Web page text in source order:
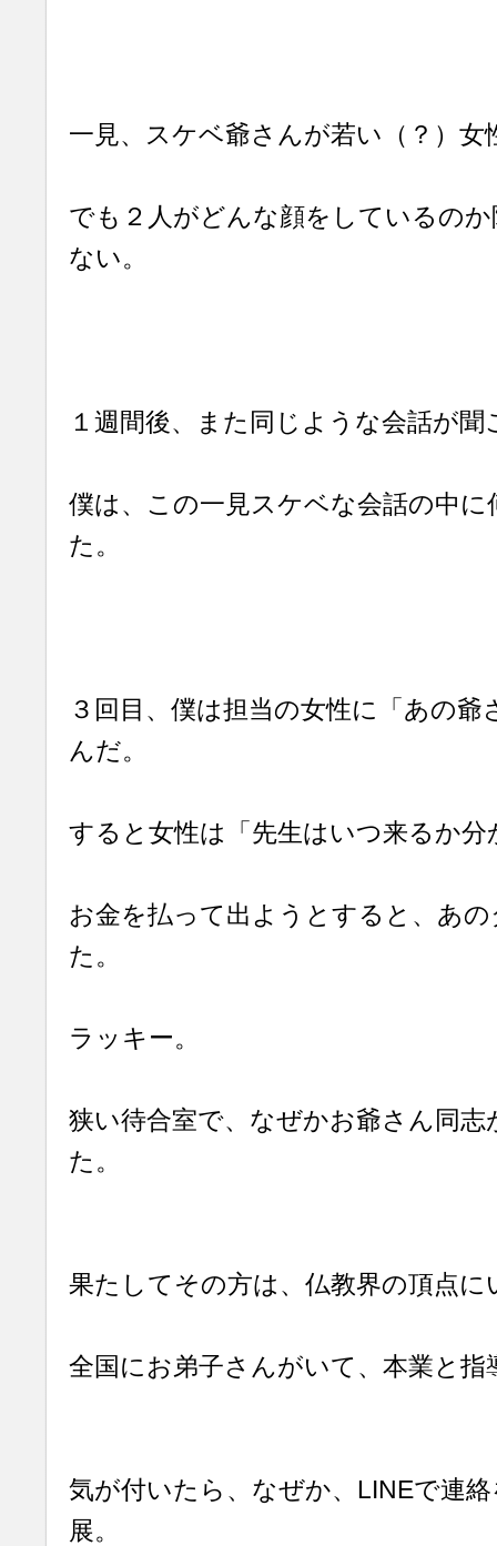
一見、スケベ爺さんが若い（？）女
でも２人がどんな顔をしているの
ない。
１週間後、また同じような会話が聞
僕は、この一見スケベな会話の中に
た。
３回目、僕は担当の女性に「あの
んだ。
すると女性は「先生はいつ来るか
お金を払って出ようとすると、あ
た。
ラッキー。
狭い待合室で、なぜかお爺さん同志
た。
果たしてその方は、仏教界の頂点に
全国にお弟子さんがいて、本業と指
気が付いたら、なぜか、LINEで連
展。